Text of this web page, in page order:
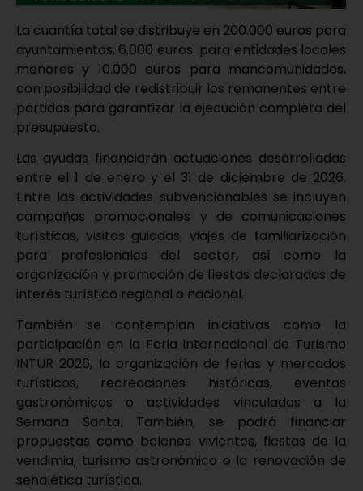
La cuantía total se distribuye en 200.000 euros para
ayuntamientos, 6.000 euros para entidades locales
menores y 10.000 euros para mancomunidades,
con posibilidad de redistribuir los remanentes entre
partidas para garantizar la ejecución completa del
presupuesto.
Las ayudas financiarán actuaciones desarrolladas
entre el 1 de enero y el 31 de diciembre de 2026.
Entre las actividades subvencionables se incluyen
campañas promocionales y de comunicaciones
turísticas, visitas guiadas, viajes de familiarización
para profesionales del sector, así como la
organización y promoción de fiestas declaradas de
interés turístico regional o nacional.
También se contemplan iniciativas como la
participación en la Feria Internacional de Turismo
INTUR 2026, la organización de ferias y mercados
turísticos, recreaciones históricas, eventos
gastronómicos o actividades vinculadas a la
Semana Santa. También, se podrá financiar
propuestas como belenes vivientes, fiestas de la
vendimia, turismo astronómico o la renovación de
señalética turística.